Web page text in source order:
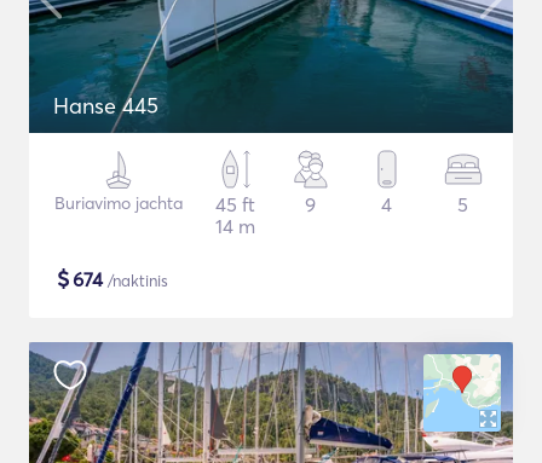
Hanse 445
Buriavimo jachta
45 ft
14 m
9 4 5
$674/naktinis